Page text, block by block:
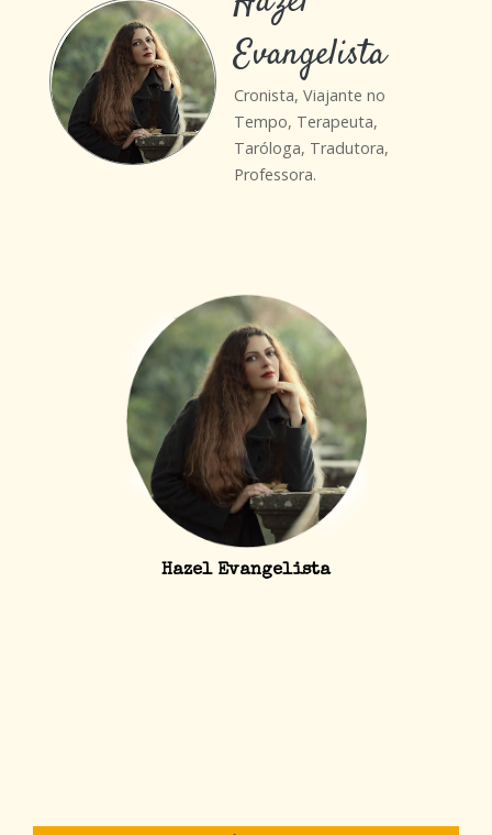
Evangelista
Cronista, Viajante no
Tempo, Terapeuta,
Taróloga, Tradutora,
Professora.
Hazel Evangelista